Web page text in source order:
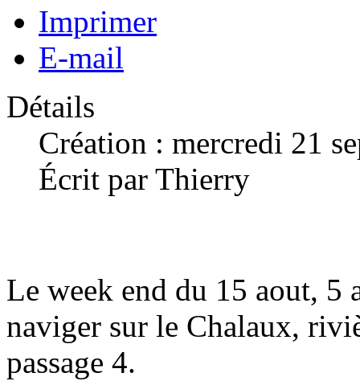
Imprimer
E-mail
Détails
Création : mercredi 21
Écrit par Thierry
Le week end du 15 aout, 5
naviger sur le Chalaux,
passage 4.